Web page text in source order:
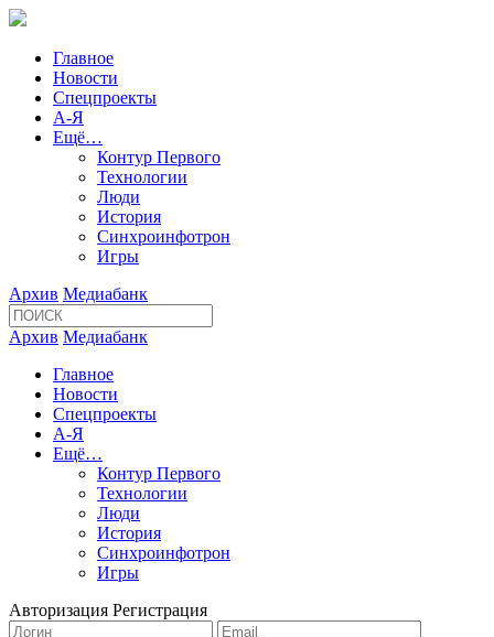
Главное
Новости
Спецпроекты
А-Я
Ещё…
Контур Первого
Технологии
Люди
История
Синхроинфотрон
Игры
Архив Медиабанк
Архив Медиабанк
Главное
Новости
Спецпроекты
А-Я
Ещё…
Контур Первого
Технологии
Люди
История
Синхроинфотрон
Игры
Авторизация Регистрация